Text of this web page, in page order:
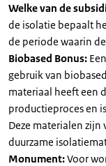
Welke van de
de isolatie bepaalt
de periode waarin
Biobased Bonus:
gebruik van
materiaal heeft een
productieproces en
Deze materialen zijn
duurzame
Monument:Voor